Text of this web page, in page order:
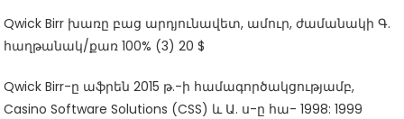
Qwick Birr խառը բաց արդյունավետ, ամուր, ժամանակի Գ.
հաղթանակ/քառ 100% (3) 20 $
Qwick Birr-ը աֆրեն 2015 թ.-ի համագործակցությամբ,
Casino Software Solutions (CSS) և Ա. ս-ը հա- 1998: 1999